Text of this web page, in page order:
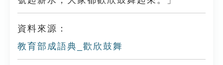
資料來源：
教育部成語典_歡欣鼓舞